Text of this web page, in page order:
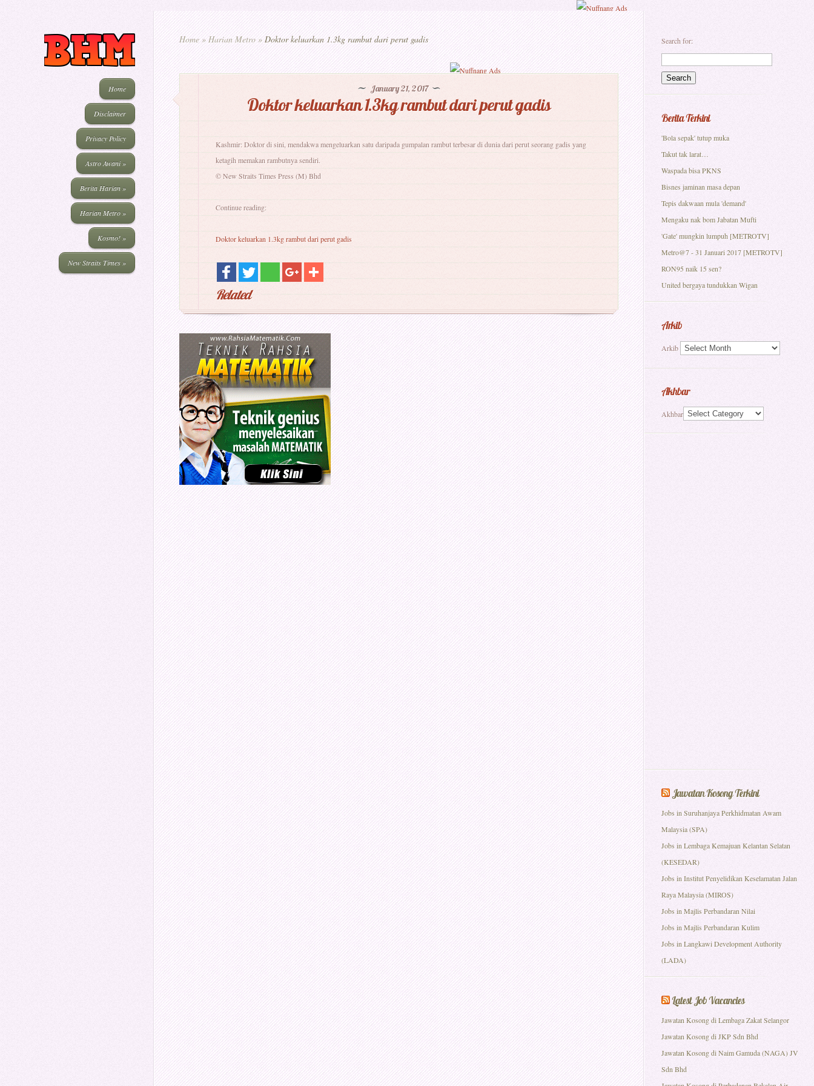
Home
Disclaimer
Privacy Policy
Astro Awani»
Berita Harian»
Harian Metro»
Kosmo!»
New Straits Times»
Home » Harian Metro »Doktor keluarkan 1.3kg rambut dari perut gadis
January 21, 2017
Doktor keluarkan 1.3kg rambut dari perut gadis
Kashmir: Doktor di sini, mendakwa mengeluarkan satu daripada gumpalan rambut terbesar di dunia dari perut seorang gadis yang
ketagih memakan rambutnya sendiri.
© New Straits Times Press (M) Bhd
Continue reading:
Doktor keluarkan 1.3kg rambut dari perut gadis
Related
Search for:
Berita Terkini
'Bola sepak' tutup muka
Takut tak larat…
Waspada bisa PKNS
Bisnes jaminan masa depan
Tepis dakwaan mula 'demand'
Mengaku nak bom Jabatan Mufti
'Gate' mungkin lumpuh [METROTV]
Metro@7 - 31 Januari 2017 [METROTV]
RON95 naik 15 sen?
United bergaya tundukkan Wigan
Arkib
Arkib
Akhbar
Akhbar
Jawatan Kosong Terkini
Jobs in Suruhanjaya Perkhidmatan Awam
Malaysia (SPA)
Jobs in Lembaga Kemajuan Kelantan Selatan
(KESEDAR)
Jobs in Institut Penyelidikan Keselamatan Jalan
Raya Malaysia (MIROS)
Jobs in Majlis Perbandaran Nilai
Jobs in Majlis Perbandaran Kulim
Jobs in Langkawi Development Authority
(LADA)
Latest Job Vacancies
Jawatan Kosong di Lembaga Zakat Selangor
Jawatan Kosong di JKP Sdn Bhd
Jawatan Kosong di Naim Gamuda (NAGA) JV
Sdn Bhd